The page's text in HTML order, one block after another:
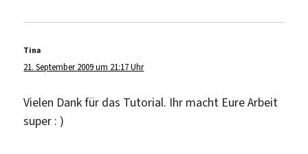
Tina
21. September 2009 um 21:17 Uhr
Vielen Dank für das Tutorial. Ihr macht Eure Arbeit
super : )